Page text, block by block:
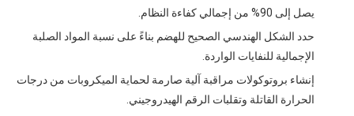
يصل إلى 90% من إجمالي كفاءة النظام.
حدد الشكل الهندسي الصحيح للهضم بناءً على نسبة المواد الصلبة
الإجمالية للنفايات الواردة.
إنشاء بروتوكولات مراقبة آلية صارمة لحماية الميكروبات من درجات
الحرارة القاتلة وتقلبات الرقم الهيدروجيني.